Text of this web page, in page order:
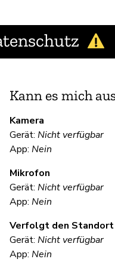
Kann es mich
Kamera
Gerät: Nicht verfügbar
App: Nein
Mikrofon
Gerät: Nicht verfügbar
App: Nein
Verfolgt den Standort
Gerät: Nicht verfügbar
App: Nein